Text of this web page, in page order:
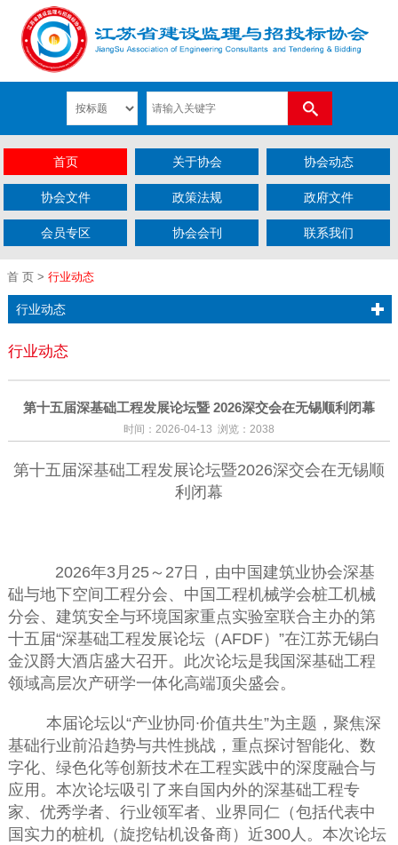
首页 关于协会 协会动态
协会文件 政策法规 政府文件
会员专区 协会会刊 联系我们
首 页 > 行业动态
行业动态
行业动态
第十五届深基础工程发展论坛暨 2026深交会在无锡顺利闭幕
时间：2026-04-13 浏览：2038
第十五届深基础工程发展论坛暨2026深交会在无锡顺
利闭幕
2026年3月 25～27 日 ， 由中国建筑业协会深基
础与地下空间工程分会、中国工程机械学会桩工机械
分会、建筑安全与环境国家重点实验室联合主办的第
十五届“深基础工程发展论坛（AFDF） ”在江苏无锡白
金汉爵大酒店盛大召开。 此次论坛是我国深基础工程
领域高层次产研学一体化高端顶尖盛会。
本届论坛以“产业协同 ∙价值共生”为主题，聚焦深
基础行业前沿趋势与共性挑战，重点探讨智能化、数
字化、绿色化等创新技术在工程实践中的深度融合与
应用 。 本次论坛吸引了来自 国内外的深基础工程专
家、 优秀学者、行业领军者、业界同仁（包括代表中
国实力的桩机（旋挖钻机设备商）近300人 。 本次论坛